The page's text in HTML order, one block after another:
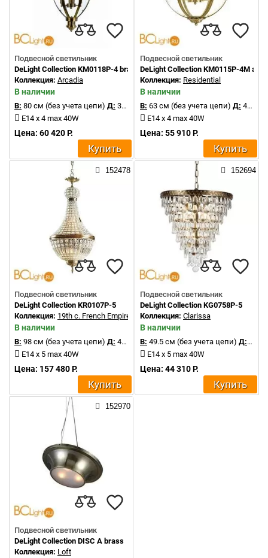
Подвесной светильник
DeLight Collection KM0118P-4 brass
Коллекция: Arcadia
В наличии
В: 80 см (без учета цепи) Д: 36 см
E14 x 4 max 40W
Цена: 60 420 Р.
Купить
Подвесной светильник
DeLight Collection KM0115P-4M
Коллекция: Residential
В наличии
В: 63 см (без учета цепи) Д: 43 см
E14 x 4 max 40W
Цена: 55 910 Р.
Купить
152478
Подвесной светильник
DeLight Collection KR0107P-5
Коллекция: 19th c. French Empire
В наличии
В: 98 см (без учета цепи) Д: 45 см
E14 x 5 max 40W
Цена: 157 480 Р.
Купить
152694
Подвесной светильник
DeLight Collection KG0758P-5
Коллекция: Clarissa
В наличии
В: 49.5 см (без учета цепи) Д:46
E14 x 5 max 40W
Цена: 44 310 Р.
Купить
152970
Подвесной светильник
DeLight Collection DISC A brass
Коллекция: Loft